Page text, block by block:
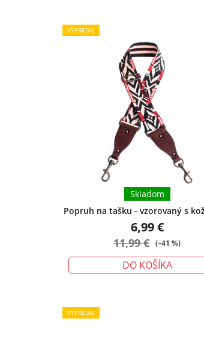
VÝPREDAJ
Popruh na tašku - vzorovaný s
kávový
Skladom
6,99 €
11,99 € (–41 %)
DO KOŠÍKA
VÝPREDAJ